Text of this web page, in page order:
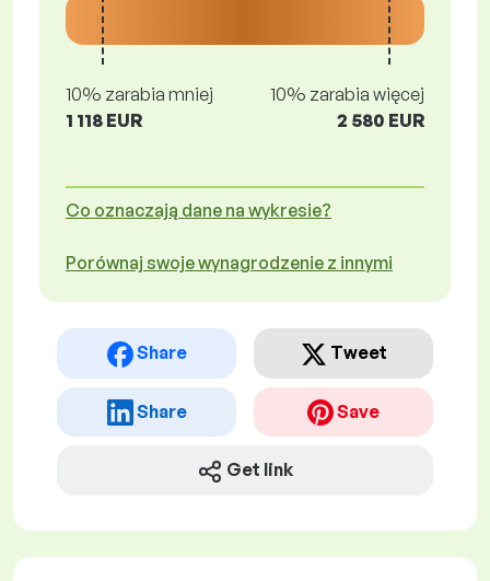
10% zarabia mniej
1 118 EUR
10% zarabia więcej
2 580 EUR
Co oznaczają dane na wykresie?
Porównaj swoje wynagrodzenie z innymi
Share Tweet
Share Save
Get link